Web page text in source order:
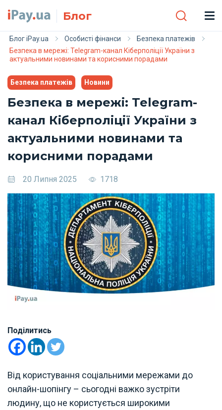
Блог
Блог iPay.ua Особисті фінанси
Безпека платежів
Безпека в мережі: Telegram-канал Кіберполіції України з
актуальними новинами та корисними порадами
Безпека платежів Новини
Безпека в мережі: Telegram-
канал Кіберполіції України з
актуальними новинами та
корисними порадами
20 Липня 2025 1718
Поділитись
Від користування соціальними мережами до
онлайн-шопінгу – сьогодні важко зустріти
людину, що не користується широкими